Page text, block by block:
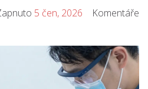
5 čen, 2026 Komentáře